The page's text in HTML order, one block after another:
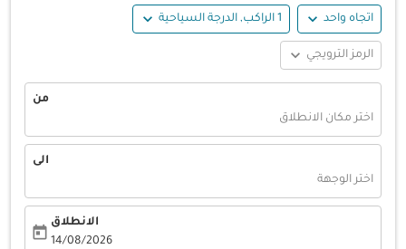
اتجاه واحد expand_more 1 الراكب, الدرجة السياحية expand_more
الرمز الترويجي expand_more
من
اختر مكان الانطلاق
الى
اختر الوجهة
الانطلاق
14/08/2026
today